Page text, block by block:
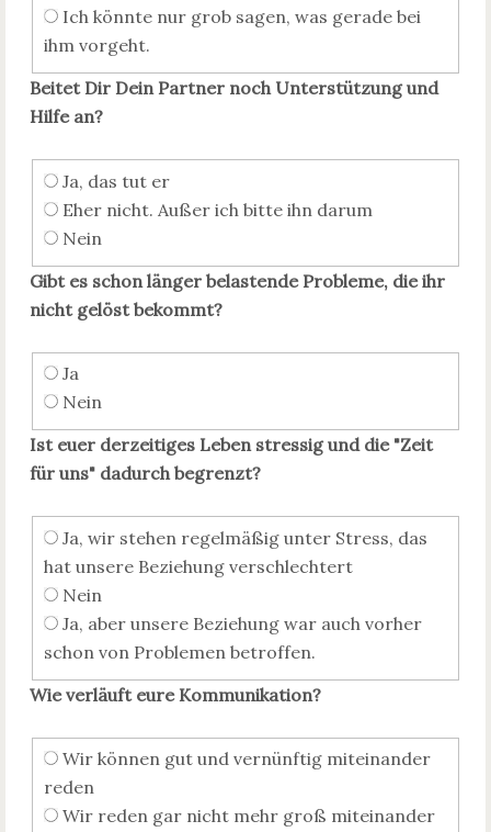
Ich könnte nur grob sagen, was gerade bei
ihm vorgeht.
Beitet Dir Dein Partner noch Unterstützung und
Hilfe an?
Ja, das tut er
Eher nicht. Außer ich bitte ihn darum
Nein
Gibt es schon länger belastende Probleme, die ihr
nicht gelöst bekommt?
Ja
Nein
Ist euer derzeitiges Leben stressig und die "Zeit
für uns" dadurch begrenzt?
Ja, wir stehen regelmäßig unter Stress, das
hat unsere Beziehung verschlechtert
Nein
Ja, aber unsere Beziehung war auch vorher
schon von Problemen betroffen.
Wie verläuft eure Kommunikation?
Wir können gut und vernünftig miteinander
reden
Wir reden gar nicht mehr groß miteinander